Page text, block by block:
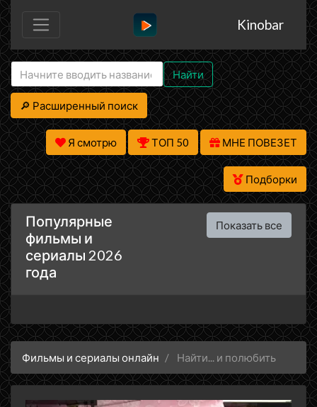
Kinobar
Найти
🔎 Расширенный поиск
Я смотрю ТОП 50 МНЕ ПОВЕЗЕТ
Подборки
Популярные
фильмы и
сериалы 2026
года
Показать все
Фильмы и сериалы онлайн Найти... и полюбить